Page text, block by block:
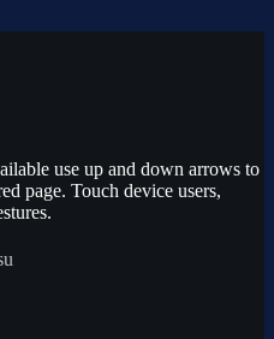
use up and down arrows to
page. Touch device users,